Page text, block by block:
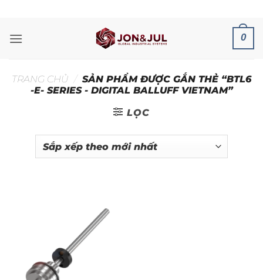
nội
0
TRANG CHỦ / SẢN PHẨM ĐƯỢC GẮN THẺ “BTL6
-E- SERIES - DIGITAL BALLUFF VIETNAM”
LỌC